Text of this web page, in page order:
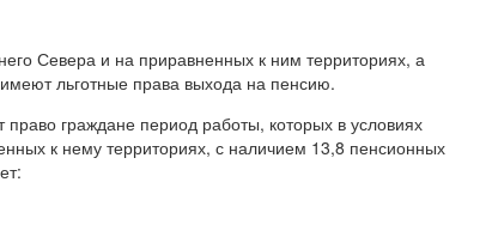
Севера и на приравненных к ним территориях, а
льготные права выхода на пенсию.
граждане период работы, которых в условиях
к нему территориях, с наличием 13,8 пенсионных